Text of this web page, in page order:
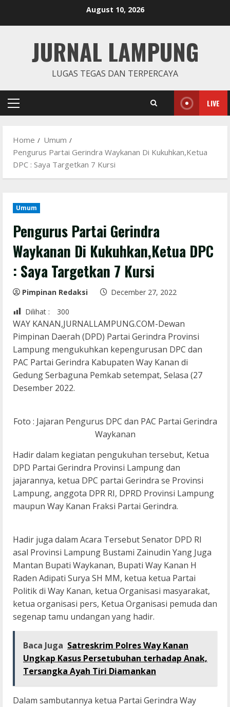
August 10, 2026
JURNAL LAMPUNG
LUGAS TEGAS DAN TERPERCAYA
Primary
LIVE
Home
Umum
Pengurus Partai Gerindra Waykanan Di Kukuhkan,Ketua
DPC : Saya Targetkan 7 Kursi
Umum
Pengurus Partai Gerindra
Waykanan Di Kukuhkan,Ketua DPC
: Saya Targetkan 7 Kursi
Pimpinan Redaksi
December 27, 2022
Dilihat :
300
WAY KANAN,JURNALLAMPUNG.COM-Dewan
Pimpinan Daerah (DPD) Partai Gerindra Provinsi
Lampung mengukuhkan kepengurusan DPC dan
PAC Partai Gerindra Kabupaten Way Kanan di
Gedung Serbaguna Pemkab setempat, Selasa (27
Desember 2022.
Foto : Jajaran Pengurus DPC dan PAC Partai Gerindra
Waykanan
Hadir dalam kegiatan pengukuhan tersebut, Ketua
DPD Partai Gerindra Provinsi Lampung dan
jajarannya, ketua DPC partai Gerindra se Provinsi
Lampung, anggota DPR RI, DPRD Provinsi Lampung
maupun Way Kanan Fraksi Partai Gerindra.
Hadir juga dalam Acara Tersebut Senator DPD RI
asal Provinsi Lampung Bustami Zainudin Yang Juga
Mantan Bupati Waykanan, Bupati Way Kanan H
Raden Adipati Surya SH MM, ketua ketua Partai
Politik di Way Kanan, ketua Organisasi masyarakat,
ketua organisasi pers, Ketua Organisasi pemuda dan
segenap tamu undangan yang hadir.
Baca Juga Satreskrim Polres Way Kanan
Ungkap Kasus Persetubuhan terhadap Anak,
Tersangka Ayah Tiri Diamankan
Dalam sambutannya ketua Partai Gerindra Way